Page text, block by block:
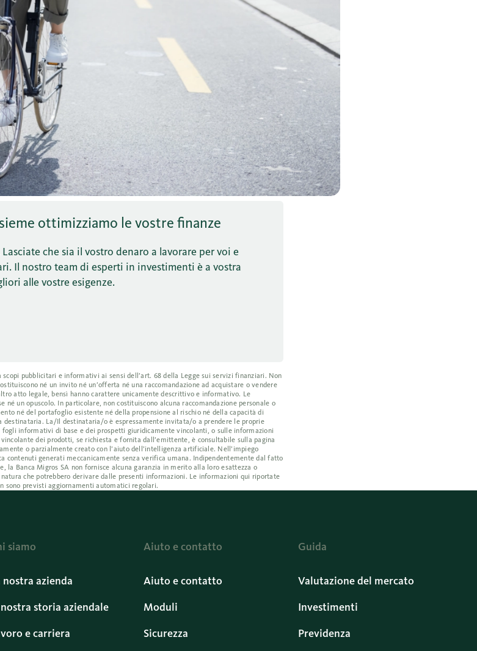
ottimizziamo le vostre finanze
che sia il vostro denaro a lavorare per voi e
Il nostro team di esperti in investimenti è a vostra
alle vostre esigenze.
pubblicitari e informativi ai sensi dell’art. 68 della Legge sui servizi finanziari. Non
né un invito né un’offerta né una raccomandazione ad acquistare o vendere
atto legale, bensì hanno carattere unicamente descrittivo e informativo. Le
un opuscolo. In particolare, non costituiscono alcuna raccomandazione personale o
né del portafoglio esistente né della propensione al rischio né della capacità di
La/Il destinataria/o è espressamente invitata/o a prendere le proprie
informativi di base e dei prospetti giuridicamente vincolanti, o sulle informazioni
dei prodotti, se richiesta e fornita dall’emittente, è consultabile sulla pagina
o parzialmente creato con l’aiuto dell’intelligenza artificiale. Nell’impiego
generati meccanicamente senza verifica umana. Indipendentemente dal fatto
la Banca Migros SA non fornisce alcuna garanzia in merito alla loro esattezza o
che potrebbero derivare dalle presenti informazioni. Le informazioni qui riportate
sono previsti aggiornamenti automatici regolari.
siamo
nostra azienda
storia aziendale
e carriera
Aiuto e contatto
Aiuto e contatto
Moduli
Sicurezza
Guida
Valutazione del mercato
Investimenti
Previdenza